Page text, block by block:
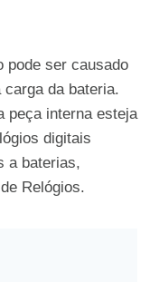
pode ser causado
da bateria.
peça interna esteja
digitais
a baterias,
Relógios.